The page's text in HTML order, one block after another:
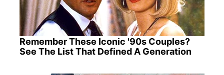
Remember These Iconic '90s Couples?
See The List That Defined A Generation